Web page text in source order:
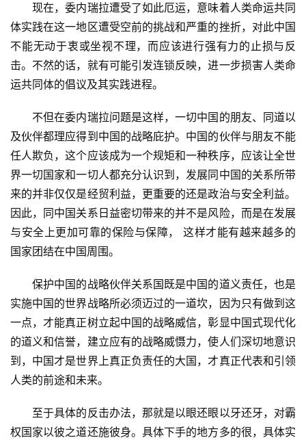
现在，委内瑞拉遭受了如此厄运，意味着人类命运共同
体实践在这一地区遭受空前的挑战和严重的挫折，对此中国
不能无动于衷或坐视不理，而应该进行强有力的止损与反
击。不然的话，就有可能引发连锁反映，进一步损害人类命
运共同体的倡议及其实践进程。
不但在委内瑞拉问题是这样，一切中国的朋友、同道以
及伙伴都理应得到中国的战略庇护。中国的伙伴与朋友不能
任人欺负，这个应该成为一个规矩和一种秩序，应该让全世
界一切国家和一切人都充分认识到，发展同中国的关系所带
来的并非仅仅是经贸利益，更重要的还是政治与安全利益。
因此，同中国关系日益密切带来的并不是风险，而是在发展
与安全上更加可靠的保险与保障， 这样才能有越来越多的
国家团结在中国周围。
保护中国的战略伙伴关系国既是中国的道义责任，也是
实施中国的世界战略所必须迈过的一道坎，因为只有做到这
一点，才能真正树立起中国的战略威信，彰显中国式现代化
的道义和信誉，建立应有的战略威慑力，使人们深切地意识
到，中国才是世界上真正负责任的大国，才真正代表和引领
人类的前途和未来。
至于具体的反击办法，那就是以眼还眼以牙还牙，对霸
权国家以彼之道还施彼身。具体下手的地方多的很，具体实